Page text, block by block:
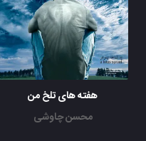
هفته های تلخ من
محسن چاوشی